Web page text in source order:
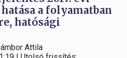
a folyamatban
hatósági
Attila